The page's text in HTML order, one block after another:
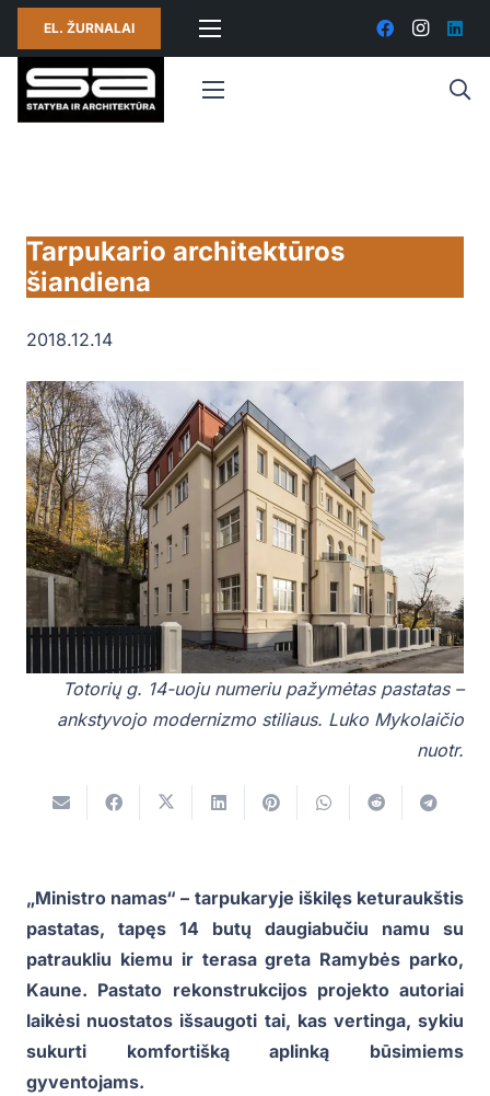
EL. ŽURNALAI
Tarpukario architektūros
šiandiena
2018.12.14
Totorių g. 14-uoju numeriu pažymėtas pastatas –
ankstyvojo modernizmo stiliaus. Luko Mykolaičio
nuotr.
„Ministro namas“ – tarpukaryje iškilęs keturaukštis
pastatas, tapęs 14 butų daugiabučiu namu su
patraukliu kiemu ir terasa greta Ramybės parko,
Kaune. Pastato rekonstrukcijos projekto autoriai
laikėsi nuostatos išsaugoti tai, kas vertinga, sykiu
sukurti komfortišką aplinką būsimiems
gyventojams.